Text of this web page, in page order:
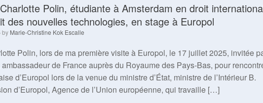
Polin, étudiante à Amsterdam en droit
des nouvelles technologies, en stage à Europol
by Marie-Christine Kok Escalle
Polin, lors de ma première visite à Europol, le 17 juillet 2025, invitée
de France auprès du Royaume des Pays-Bas, pour
d’Europol lors de la venue du ministre d’État, ministre de l’Intérieur B.
d’Europol, Agence de l’Union européenne, qui travaille […]